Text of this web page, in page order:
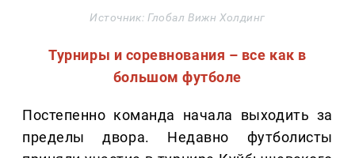
Источник: Глобал Вижн Холдинг
Турниры и соревнования – все как в
большом футболе
Постепенно команда начала выходить за
пределы двора. Недавно футболисты